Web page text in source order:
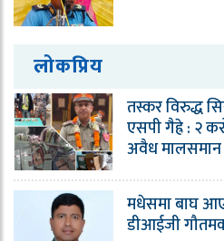
लोकप्रिय
तस्कर विरुद्ध
एसपी गैह्रे : २
अवैध मालसमान
मधेसमा बाघ
डीआईजी